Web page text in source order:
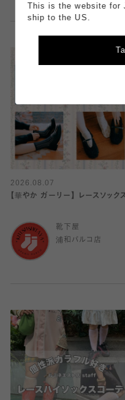
2026.08.07
【華やか ガーリー】 レースソック
靴下屋
浦和パルコ店
This is the website for
ship to the US.